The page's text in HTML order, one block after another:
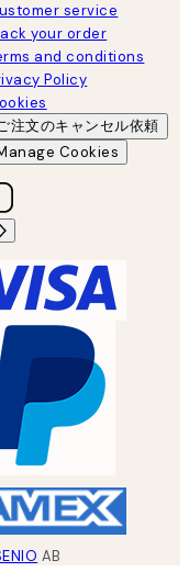
service
your order
and conditions
Policy
注文のキャンセル依頼
Cookies
AB